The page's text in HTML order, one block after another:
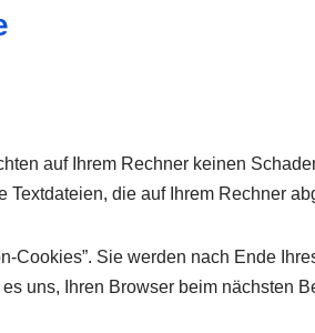
auf Ihrem Rechner keinen
die auf Ihrem Rechner
Cookies”. Sie werden nach Ende
uns, Ihren Browser beim nächsten